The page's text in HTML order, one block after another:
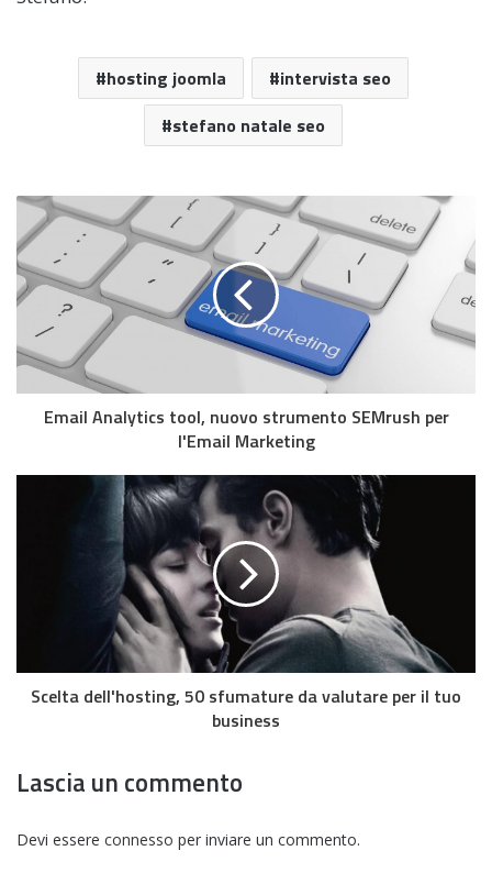
hosting joomla
intervista seo
stefano natale seo
Email Analytics tool, nuovo strumento SEMrush per
l'Email Marketing
Scelta dell'hosting, 50 sfumature da valutare per il tuo
business
Lascia un commento
Devi essere connesso per inviare un commento.